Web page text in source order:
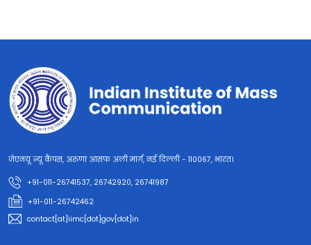
जेएनयू न्यू कैंपस, अरुणा आसफ अली मार्ग, नई दिल्ली - 110067, भारत।
+91-011-26741537, 26742920, 26741987
+91-011-26742462
contact[at]iimc[dot]gov[dot]in